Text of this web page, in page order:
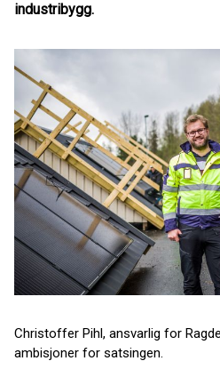
industribygg.
Christoffer Pihl, ansvarlig for
ambisjoner for satsingen.